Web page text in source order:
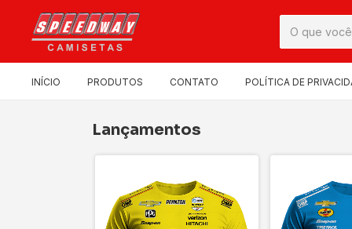
INÍCIO PRODUTOS CONTATO POLÍTICA DE
Lançamentos